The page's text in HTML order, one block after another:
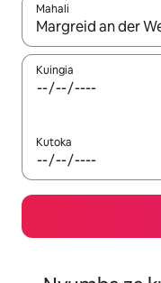
Mahali
Wakati matokeo
Kuingia
Kutoka